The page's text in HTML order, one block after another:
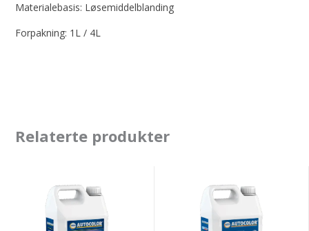
Materialebasis: Løsemiddelblanding
Forpakning: 1L / 4L
Relaterte produkter
Additive
Thinner
Additive